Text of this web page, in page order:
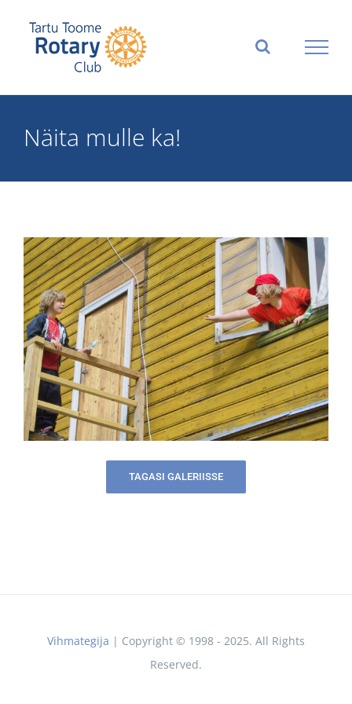
content
Näita mulle ka!
TAGASI GALERIISSE
Vihmategija | Copyright © 1998 - 2025. All Rights
Reserved.